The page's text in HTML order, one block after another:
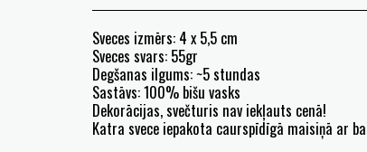
Sveces izmērs: 4 x 5,5 cm
Sveces svars: 55gr
Degšanas ilgums: ~5 stundas
Sastāvs: 100% bišu vasks
Dekorācijas, svečturis nav iekļauts cenā!
Katra svece iepakota caurspīdīgā maisiņā ar